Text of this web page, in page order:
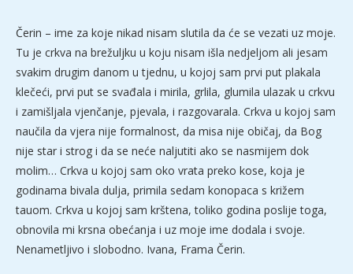
Čerin – ime za koje nikad nisam slutila da će se vezati uz moje.
Tu je crkva na brežuljku u koju nisam išla nedjeljom ali jesam
svakim drugim danom u tjednu, u kojoj sam prvi put plakala
klečeći, prvi put se svađala i mirila, grlila, glumila ulazak u crkvu
i zamišljala vjenčanje, pjevala, i razgovarala. Crkva u kojoj sam
naučila da vjera nije formalnost, da misa nije običaj, da Bog
nije star i strog i da se neće naljutiti ako se nasmijem dok
molim… Crkva u kojoj sam oko vrata preko kose, koja je
godinama bivala dulja, primila sedam konopaca s križem
tauom. Crkva u kojoj sam krštena, toliko godina poslije toga,
obnovila mi krsna obećanja i uz moje ime dodala i svoje.
Nenametljivo i slobodno. Ivana, Frama Čerin.